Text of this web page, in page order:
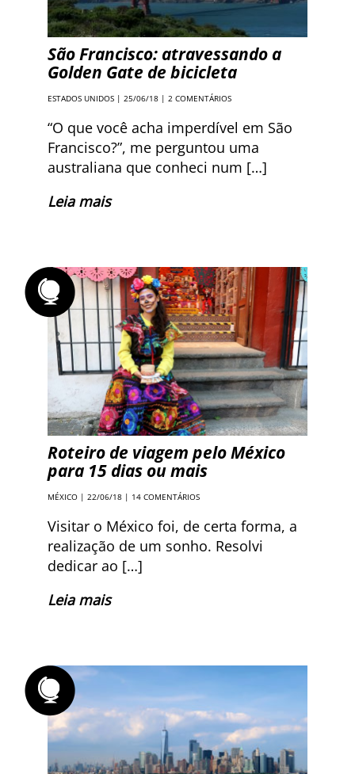
São Francisco: atravessando a
Golden Gate de bicicleta
ESTADOS UNIDOS | 25/06/18 | 2 COMENTÁRIOS
“O que você acha imperdível em São
Francisco?”, me perguntou uma
australiana que conheci num […]
Leia mais
Roteiro de viagem pelo México
para 15 dias ou mais
MÉXICO | 22/06/18 | 14 COMENTÁRIOS
Visitar o México foi, de certa forma, a
realização de um sonho. Resolvi
dedicar ao […]
Leia mais